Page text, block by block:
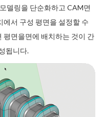
델링을 단순화하고 CAM면
에서 구성 평면을 설정할 수
평면을면에 배치하는 것이 간
됩니다.